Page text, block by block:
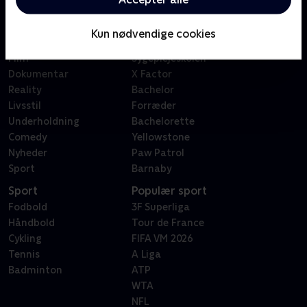
Kun nødvendige cookies
Kategorier
Film
Dokumentar
Reality
Livsstil
Underholdning
Comedy
Nyheder
Sport
Badehotellet
Sygeplejeskolen
X Factor
Bachelor
Forræder
Bachelorette
Yellowstone
Paw Patrol
Barnaby
Sport
Fodbold
Håndbold
Cykling
Tennis
Badminton
Populær sport
3F Superliga
Tour de France
FIFA VM 2026
A Liga
ATP
WTA
NFL